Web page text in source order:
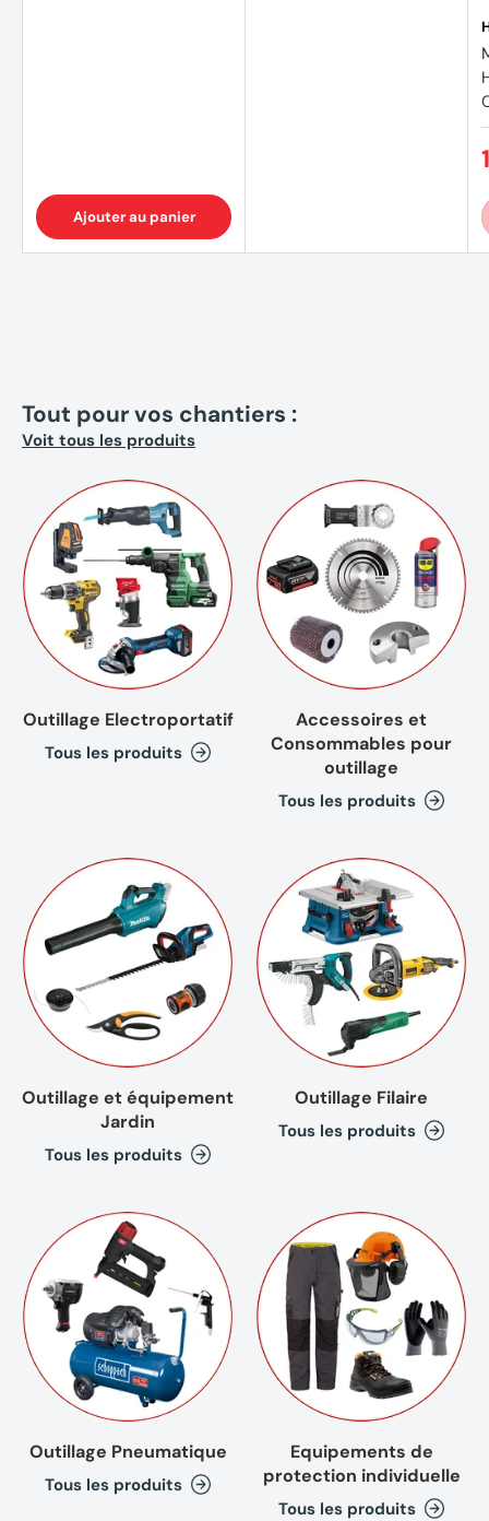
Ajouter au panier
Tout pour vos chantiers :
Voit tous les produits
Outillage Electroportatif
Tous les produits
Accessoires et
Consommables pour
outillage
Tous les produits
Outillage et équipement
Jardin
Tous les produits
Outillage Filaire
Tous les produits
Outillage Pneumatique
Tous les produits
Equipements de
protection individuelle
Tous les produits